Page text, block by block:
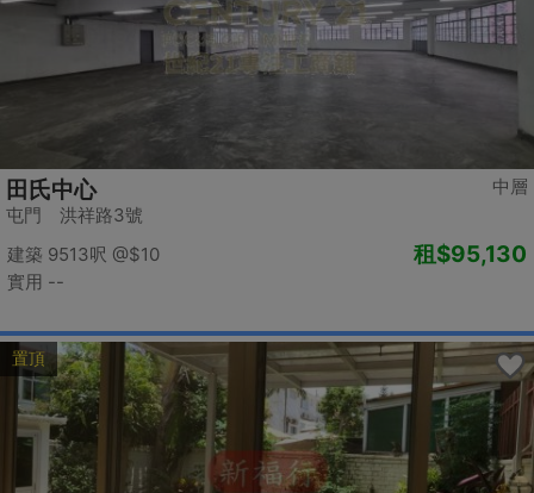
中層
田氏中心
屯門 洪祥路3號
建築 9513呎 @$10
實用 --
租$95,130
置頂